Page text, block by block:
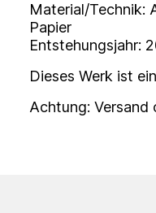
Material/Technik:
Papier
Entstehungsjahr:
Dieses Werk ist
Achtung: Versand